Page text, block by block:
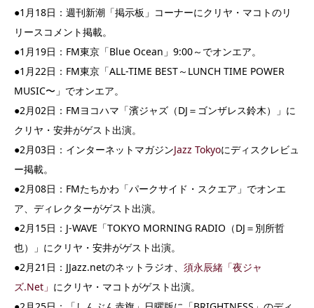
●1月18日：週刊新潮「掲示板」コーナーにクリヤ・マコトのリ
リースコメント掲載。
●1月19日：FM東京「Blue Ocean」9:00～でオンエア。
●1月22日：FM東京「ALL-TIME BEST～LUNCH TIME POWER
MUSIC〜」でオンエア。
●2月02日：FMヨコハマ「濱ジャズ（DJ＝ゴンザレス鈴木）」に
クリヤ・安井がゲスト出演。
●2月03日：インターネットマガジンJazz Tokyoにディスクレビュ
ー掲載。
●2月08日：FMたちかわ「パークサイド・スクエア」でオンエ
ア、ディレクターがゲスト出演。
●2月15日：J-WAVE「TOKYO MORNING RADIO（DJ＝別所哲
也）」にクリヤ・安井がゲスト出演。
●2月21日：JJazz.netのネットラジオ、 須永辰緒「夜ジャ
ズ.Net」 にクリヤ・マコトがゲスト出演。